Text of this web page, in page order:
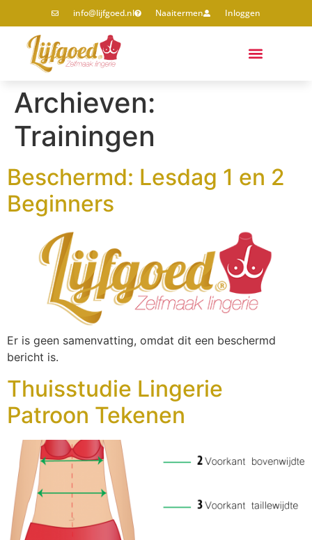
info@lijfgoed.nl Naaitermen Inloggen
Archieven:
Trainingen
Beschermd: Lesdag 1 en 2
Beginners
Er is geen samenvatting, omdat dit een beschermd
bericht is.
Thuisstudie Lingerie
Patroon Tekenen